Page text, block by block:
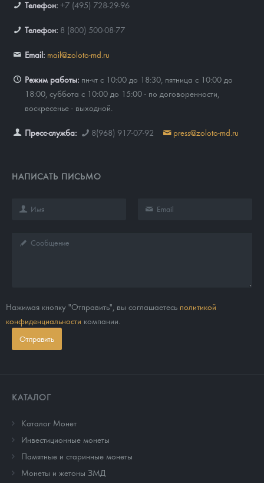
Русская нумизматика
Золотая карманная галерея
Наборы подарочных и коллекционных монет
Монеты и жетоны из недрагоценных металлов
Книги по нумизматике
Телефон: +7 (495) 728-29-96
Телефон: 8 (800) 500-08-77
Email: mail@zoloto-md.ru
Режим работы: пн-чт с 10:00 до 18:30, пятница с 10:00 до
18:00, суббота с 10:00 до 15:00 - по договоренности,
воскресенье - выходной.
Пресс-служба: 8(968) 917-07-92 press@zoloto-md.ru
НАПИСАТЬ ПИСЬМО
Нажимая кнопку "Отправить", вы соглашаетесь политикой
конфиденциальности компании.
Отправить
КАТАЛОГ
Каталог Монет
Инвестиционные монеты
Памятные и старинные монеты
Монеты и жетоны ЗМД